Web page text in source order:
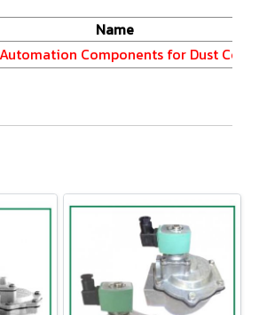
Name
Components for Dust